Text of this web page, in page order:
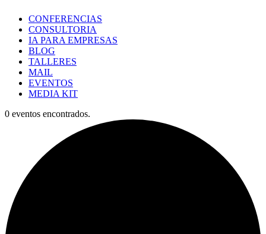
CONFERENCIAS
CONSULTORIA
IA PARA EMPRESAS
BLOG
TALLERES
MAIL
EVENTOS
MEDIA KIT
0 eventos encontrados.